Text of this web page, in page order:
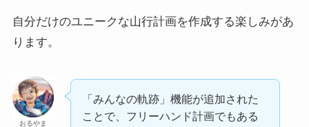
自分だけのユニークな山行計画を作成する楽しみがあ
ります。
おるやま
「みんなの軌跡」機能が追加された
ことで、フリーハンド計画でもある